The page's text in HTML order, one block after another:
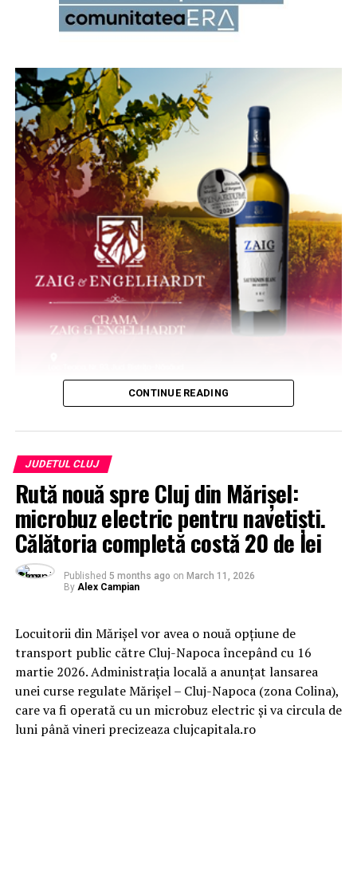
CONTINUE READING
JUDETUL CLUJ
Rută nouă spre Cluj din Mărișel:
microbuz electric pentru navetiști.
Călătoria completă costă 20 de lei
Published 5 months ago on March 11, 2026
By Alex Campian
Locuitorii dinMărișelvor avea o nouă opțiune de
transport public către Cluj-Napocaîncepând cu 16
martie 2026. Administrația locală a anunțat lansarea
unei curse regulate Mărișel – Cluj-Napoca (zona Colina),
care va fi operată cu un microbuz electric și va circula de
luni până vineri precizeaza clujcapitala.ro